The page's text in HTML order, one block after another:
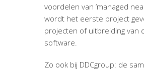
voordelen van ‘managed
wordt het eerste project
projecten of uitbreiding van
software.
Zo ook bij DDCgroup: de